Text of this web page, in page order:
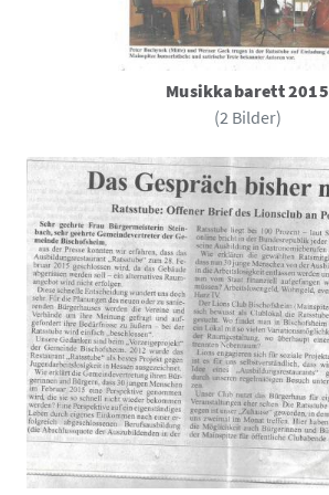
Musikkabarett 2015
(2 Bilder)